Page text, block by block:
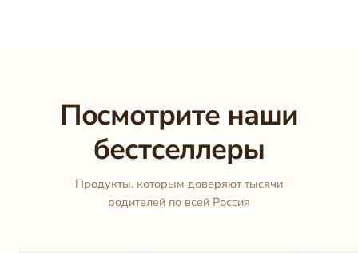
Посмотрите наши
бестселлеры
Продукты, которым доверяют тысячи
родителей по всей Россия